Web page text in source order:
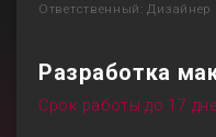
Ответственный: Дизайнер
Разработка
Срок работы до 17